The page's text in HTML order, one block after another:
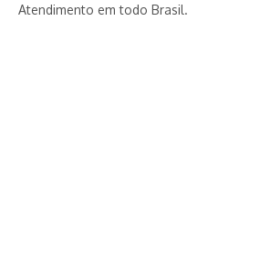
Atendimento em todo Brasil.